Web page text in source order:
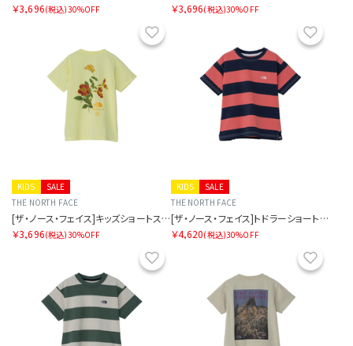
￥3,696(税込)30%OFF
￥3,696(税込)30%OFF
お気に入り
SALE
KIDS
THE NORTH FACE
[ザ・ノース・フェイス]キッズショートスリーブフィールドグラフィックティー
￥3,696(税込)30%OFF
SALE
KIDS
THE NORTH FACE
[ザ・ノース・フェイス]トドラーショートスリーブブライトステディティー
￥4,620(税込)30%OFF
お気に入り